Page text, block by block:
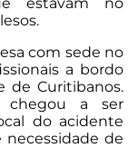
com sede no
a bordo
de Curitibanos.
chegou a ser
do acidente
necessidade de